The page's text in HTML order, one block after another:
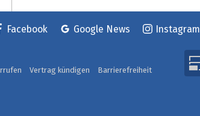
Facebook Google News Instagram
Vertrag kündigen
Barrierefreiheit